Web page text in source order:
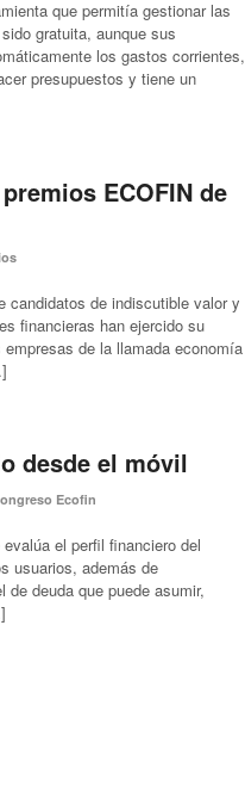
que permitía gestionar las
gratuita, aunque sus
los gastos corrientes,
presupuestos y tiene un
ECOFIN de
candidatos de indiscutible valor y
financieras han ejercido su
de la llamada economía
desde el móvil
Ecofin
el perfil financiero del
usuarios, además de
deuda que puede asumir,